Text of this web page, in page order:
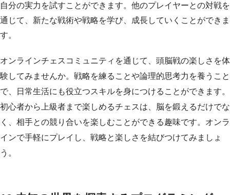
自分の実力を試すことができます。他のプレイヤーとの対戦を
通じて、新たな戦術や戦略を学び、成長していくことができま
す。
オンラインチェスコミュニティを通じて、頭脳戦の楽しさを体
験してみませんか。戦略を練ることや論理的思考力を養うこと
で、日常生活にも役立つスキルを身につけることができます。
初心者から上級者まで楽しめるチェスは、脳を鍛えるだけでな
く、相手との競り合いを楽しむことができる趣味です。オンラ
インで手軽にプレイし、戦略と楽しさを結びつけてみましょ
う。